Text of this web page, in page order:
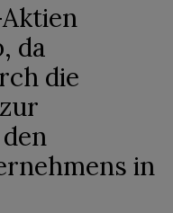
da
die
in